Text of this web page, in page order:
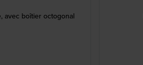
avec boîtier octogonal